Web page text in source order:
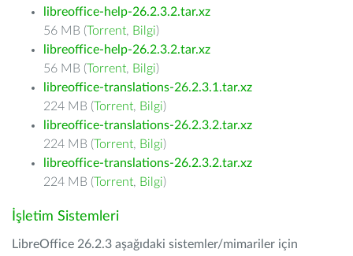
libreoffice-help-26.2.3.2.tar.xz
56 MB (Torrent, Bilgi)
libreoffice-help-26.2.3.2.tar.xz
56 MB (Torrent, Bilgi)
libreoffice-translations-26.2.3.1.tar.xz
224 MB (Torrent, Bilgi)
libreoffice-translations-26.2.3.2.tar.xz
224 MB (Torrent, Bilgi)
libreoffice-translations-26.2.3.2.tar.xz
224 MB (Torrent, Bilgi)
İşletim Sistemleri
LibreOffice 26.2.3 aşağıdaki sistemler/mimariler için